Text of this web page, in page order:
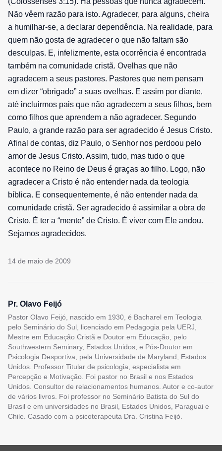
Não vêem razão para isto. Agradecer, para alguns, cheira
a humilhar-se, a declarar dependência. Na realidade, para
quem não gosta de agradecer o que não faltam são
desculpas. E, infelizmente, esta ocorrência é encontrada
também na comunidade cristã. Ovelhas que não
agradecem a seus pastores. Pastores que nem pensam
em dizer “obrigado” a suas ovelhas. E assim por diante,
até incluirmos pais que não agradecem a seus filhos, bem
como filhos que aprendem a não agradecer. Segundo
Paulo, a grande razão para ser agradecido é Jesus Cristo.
Afinal de contas, diz Paulo, o Senhor nos perdoou pelo
amor de Jesus Cristo. Assim, tudo, mas tudo o que
acontece no Reino de Deus é graças ao filho. Logo, não
agradecer a Cristo é não entender nada da teologia
bíblica. E consequentemente, é não entender nada da
comunidade cristã. Ser agradecido é assimilar a obra de
Cristo. É ter a “mente” de Cristo. É viver com Ele andou.
Sejamos agradecidos.
14 de maio de 2009
Pr. Olavo Feijó
Pastor Olavo Feijó, nascido em 1930, é Bacharel em Teologia
pelo Seminário do Sul, licenciado em Pedagogia pela UERJ,
Mestre em Educação Cristã e Doutor em Educação, pelo
Southwestern Seminary, Estados Unidos, e Pós-Doutor em
Psicologia Desportiva, pela Universidade de Maryland, Estados
Unidos. Professor Titular de psicologia, especialista em
Percepção e Motivação. Foi pastor no Brasil e nos Estados
Unidos. Consultor de relacionamentos humanos. Autor e co-autor
de vários livros. Foi professor no Seminário Batista do Sul do
Brasil e em universidades no Brasil, Estados Unidos, Paraguai e
Chile. Casado com a psicoterapeuta Dra. Cristina Feijó.